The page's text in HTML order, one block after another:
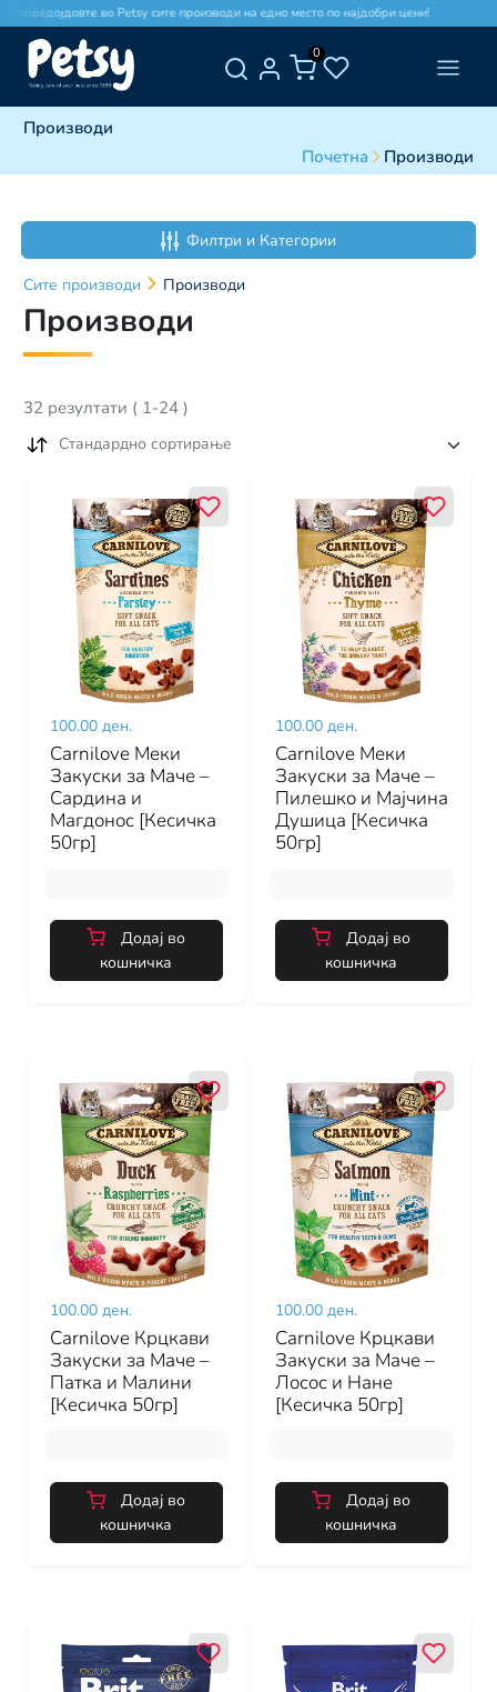
во Petsy сите производи на едно место по најдобри цени!
0
Производи
Почетна
Производи
Филтри и Категории
Сите производи Производи
Производи
32 резултати ( 1-24 )
Стандардно сортирање
100.00 ден.
Carnilove Меки
Закуски за Маче –
Сардина и
Магдонос [Кесичка
50гр]
Додај во
кошничка
100.00 ден.
Carnilove Меки
Закуски за Маче –
Пилешко и Мајчина
Душица [Кесичка
50гр]
Додај во
кошничка
100.00 ден.
Carnilove Крцкави
Закуски за Маче –
Патка и Малини
[Кесичка 50гр]
Додај во
кошничка
100.00 ден.
Carnilove Крцкави
Закуски за Маче –
Лосос и Нане
[Кесичка 50гр]
Додај во
кошничка